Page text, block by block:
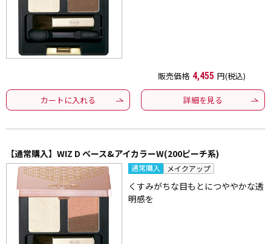
販売価格 4,455 円(税込)
カートに入れる 詳細を見る
【通常購入】WIZ D ベース&アイカラーW(200ピーチ系)
通常購入 メイクアップ
くすみがちな目もとにつややかな透
明感を